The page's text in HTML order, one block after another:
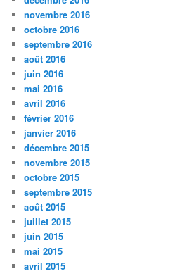
novembre 2016
octobre 2016
septembre 2016
août 2016
juin 2016
mai 2016
avril 2016
février 2016
janvier 2016
décembre 2015
novembre 2015
octobre 2015
septembre 2015
août 2015
juillet 2015
juin 2015
mai 2015
avril 2015